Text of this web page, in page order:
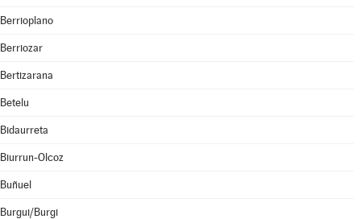
Berrioplano
Berriozar
Bertizarana
Betelu
Bidaurreta
Biurrun-Olcoz
Buñuel
Burgui/Burgi